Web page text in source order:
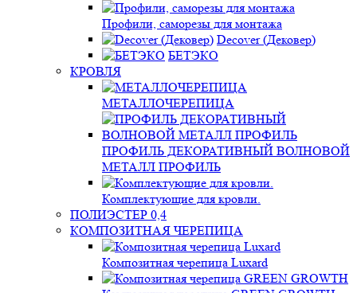
Профили, саморезы для монтажа
Decover (Дековер)
БЕТЭКО
КРОВЛЯ
МЕТАЛЛОЧЕРЕПИЦА
ПРОФИЛЬ ДЕКОРАТИВНЫЙ ВОЛНОВОЙ
МЕТАЛЛ ПРОФИЛЬ
Комплектующие для кровли.
ПОЛИЭСТЕР 0,4
КОМПОЗИТНАЯ ЧЕРЕПИЦА
Композитная черепица Luxard